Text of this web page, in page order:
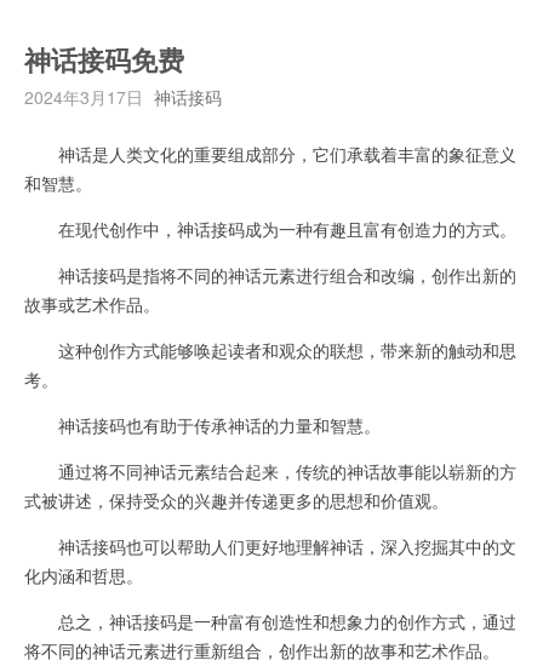
神话接码免费
2024年3月17日 神话接码
神话是人类文化的重要组成部分，它们承载着丰富的象征意义
和智慧。
在现代创作中，神话接码成为一种有趣且富有创造力的方式。
神话接码是指将不同的神话元素进行组合和改编，创作出新的
故事或艺术作品。
这种创作方式能够唤起读者和观众的联想，带来新的触动和思
考。
神话接码也有助于传承神话的力量和智慧。
通过将不同神话元素结合起来，传统的神话故事能以崭新的方
式被讲述，保持受众的兴趣并传递更多的思想和价值观。
神话接码也可以帮助人们更好地理解神话，深入挖掘其中的文
化内涵和哲思。
总之，神话接码是一种富有创造性和想象力的创作方式，通过
将不同的神话元素进行重新组合，创作出新的故事和艺术作品。